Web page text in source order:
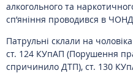
алкогольного та
сп’яніння проводився в
Патрульні склали на
ст. 124 КУпАП (Порушення
спричинило ДТП), ст. 130